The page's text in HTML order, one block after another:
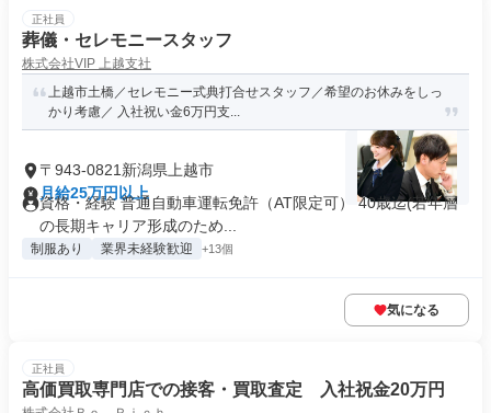
正社員
葬儀・セレモニースタッフ
株式会社VIP 上越支社
上越市土橋／セレモニー式典打合せスタッフ／希望のお休みをしっ
かり考慮／ 入社祝い金6万円支...
〒943-0821新潟県上越市
月給25万円以上
資格・経験 普通自動車運転免許（AT限定可） 40歳迄(若年層
の長期キャリア形成のため...
制服あり 業界未経験歓迎 +13個
気になる
正社員
高価買取専門店での接客・買取査定 入社祝金20万円